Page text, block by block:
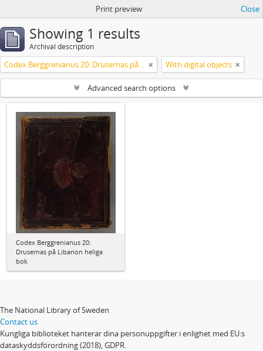
Print preview Close
Showing 1 results
Archival description
Codex Berggrenianus 20: Drusernas på Libanon heliga bok With digital objects
Advanced search options
Codex Berggrenianus 20:
Drusernas på Libanon heliga
bok
The National Library of Sweden
Contact us
Kungliga biblioteket hanterar dina personuppgifter i enlighet med EU:s
dataskyddsförordning (2018), GDPR.